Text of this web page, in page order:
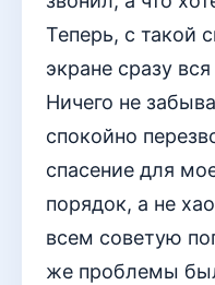
Теперь, с такой
экране сразу
Ничего не
спокойно
спасение для
порядок, а не
всем советую
же проблемы